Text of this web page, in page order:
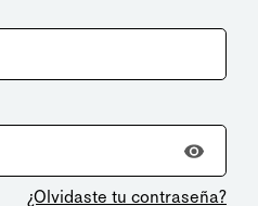
¿Olvidaste tu contraseña?